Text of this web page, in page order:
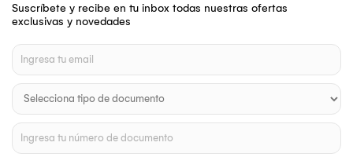
Suscríbete y recibe en tu inbox todas nuestras ofertas
exclusivas y novedades